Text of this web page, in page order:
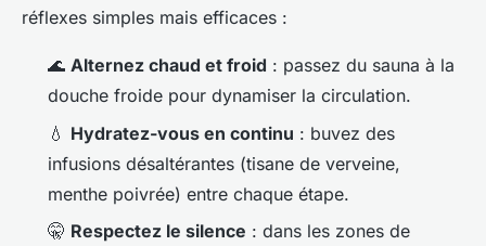
réflexes simples mais efficaces :
🌊 Alternez chaud et froid : passez du sauna à la
douche froide pour dynamiser la circulation.
💧 Hydratez-vous en continu : buvez des
infusions désaltérantes (tisane de verveine,
menthe poivrée) entre chaque étape.
🤫 Respectez le silence : dans les zones de